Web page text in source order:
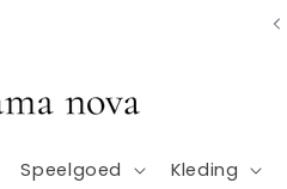
Speelgoed Kleding